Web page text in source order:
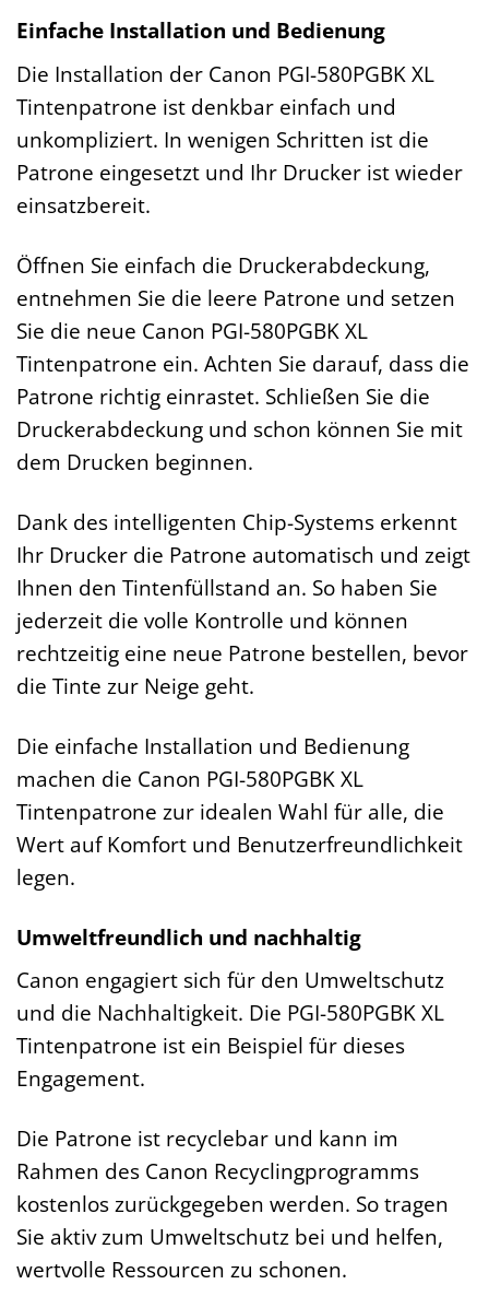
Einfache Installation und Bedienung
Die Installation der Canon PGI-580PGBK XL
Tintenpatrone ist denkbar einfach und
unkompliziert. In wenigen Schritten ist die
Patrone eingesetzt und Ihr Drucker ist wieder
einsatzbereit.
Öffnen Sie einfach die Druckerabdeckung,
entnehmen Sie die leere Patrone und setzen
Sie die neue Canon PGI-580PGBK XL
Tintenpatrone ein. Achten Sie darauf, dass die
Patrone richtig einrastet. Schließen Sie die
Druckerabdeckung und schon können Sie mit
dem Drucken beginnen.
Dank des intelligenten Chip-Systems erkennt
Ihr Drucker die Patrone automatisch und zeigt
Ihnen den Tintenfüllstand an. So haben Sie
jederzeit die volle Kontrolle und können
rechtzeitig eine neue Patrone bestellen, bevor
die Tinte zur Neige geht.
Die einfache Installation und Bedienung
machen die Canon PGI-580PGBK XL
Tintenpatrone zur idealen Wahl für alle, die
Wert auf Komfort und Benutzerfreundlichkeit
legen.
Umweltfreundlich und nachhaltig
Canon engagiert sich für den Umweltschutz
und die Nachhaltigkeit. Die PGI-580PGBK XL
Tintenpatrone ist ein Beispiel für dieses
Engagement.
Die Patrone ist recyclebar und kann im
Rahmen des Canon Recyclingprogramms
kostenlos zurückgegeben werden. So tragen
Sie aktiv zum Umweltschutz bei und helfen,
wertvolle Ressourcen zu schonen.